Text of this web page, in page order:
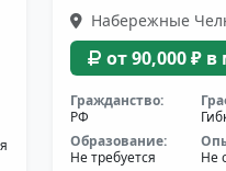
Набережные
от 90,000 ₽ в
Гражданство:
РФ
Образование:
Не требуется
Не